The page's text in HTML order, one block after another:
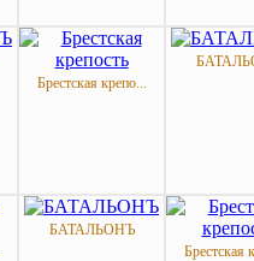
Брестская крепо...
БАТАЛЬОНЪ
Брестская